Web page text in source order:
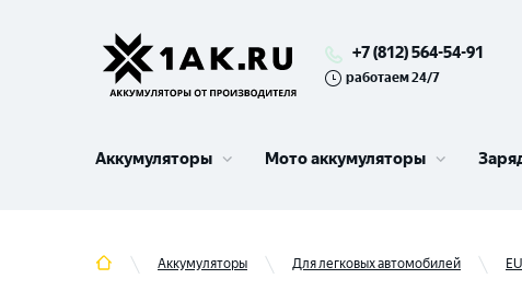
+7 (812) 564-54-91
работаем 24/7
Аккумуляторы Мото аккумуляторы
Аккумуляторы Для легковых автомобилей